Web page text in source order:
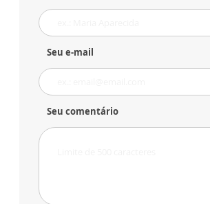
Seu e-mail
Seu comentário